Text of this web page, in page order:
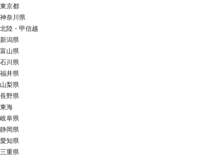
東京都
神奈川県
北陸・甲信越
新潟県
富山県
石川県
福井県
山梨県
長野県
東海
岐阜県
静岡県
愛知県
三重県